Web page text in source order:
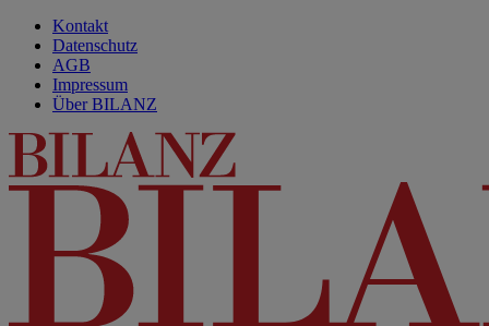
Kontakt
Datenschutz
AGB
Impressum
Über BILANZ